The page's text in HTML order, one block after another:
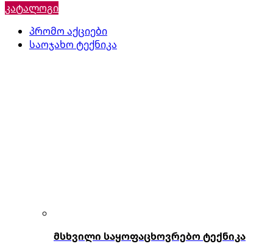
კატალოგი
პრომო აქციები
საოჯახო ტექნიკა
მსხვილი საყოფაცხოვრებო ტექნიკა